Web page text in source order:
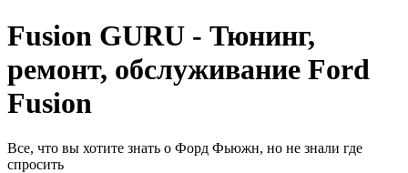
Fusion GURU - Тюнинг,
ремонт, обслуживание Ford
Fusion
Все, что вы хотите знать о Форд Фьюжн, но не знали где
спросить